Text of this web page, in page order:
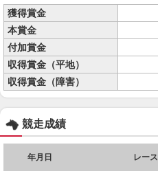
獲得賞金
本賞金
付加賞金
収得賞金（平地）
収得賞金（障害）
競走成績
年月日 レース